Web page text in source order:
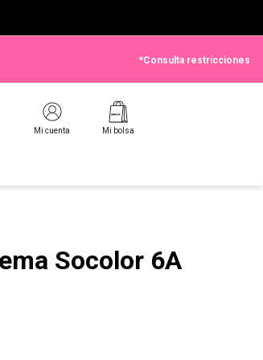
*Consulta restricciones
Mi cuenta Mi bolsa
Socolor 6A